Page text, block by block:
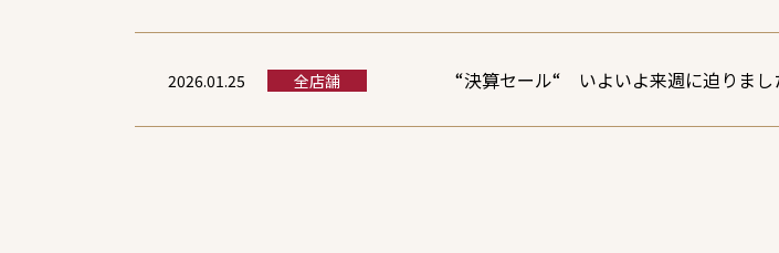
2026.01.25 全店舗 “決算セール“ いよいよ来週に迫りま